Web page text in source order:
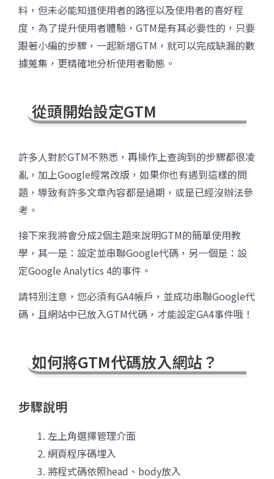
料，但未必能知道使用者的路徑以及使用者的喜好程
度，為了提升使用者體驗，GTM是有其必要性的，只要
跟著小編的步驟，一起新增GTM，就可以完成缺漏的數
據蒐集，更精確地分析使用者動態。
從頭開始設定GTM
許多人對於GTM不熟悉，再操作上查詢到的步驟都很凌
亂，加上Google經常改版，如果你也有遇到這樣的問
題，導致有許多文章內容都是過期，或是已經沒辦法參
考。
接下來我將會分成2個主題來說明GTM的簡單使用教
學，其一是：設定並串聯Google代碼，另一個是：設
定Google Analytics 4的事件。
請特別注意，您必須有GA4帳戶，並成功串聯Google代
碼，且網站中已放入GTM代碼，才能設定GA4事件哦！
如何將GTM代碼放入網站？
步驟說明
左上角選擇管理介面
網頁程序碼埋入
將程式碼依照head、body放入